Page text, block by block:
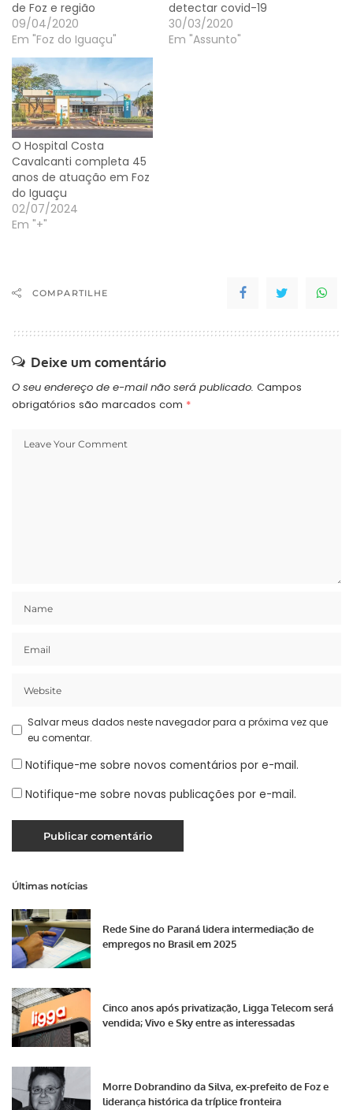
de Foz e região
09/04/2020
Em "Foz do Iguaçu"
detectar covid-19
30/03/2020
Em "Assunto"
O Hospital Costa
Cavalcanti completa 45
anos de atuação em Foz
do Iguaçu
02/07/2024
Em "+"
COMPARTILHE
Deixe um comentário
O seu endereço de e-mail não será publicado. Campos
obrigatórios são marcados com *
Salvar meus dados neste navegador para a próxima vez que
eu comentar.
Notifique-me sobre novos comentários por e-mail.
Notifique-me sobre novas publicações por e-mail.
Últimas notícias
Rede Sine do Paraná lidera intermediação de
empregos no Brasil em 2025
Cinco anos após privatização, Ligga Telecom será
vendida; Vivo e Sky entre as interessadas
Morre Dobrandino da Silva, ex-prefeito de Foz e
liderança histórica da tríplice fronteira